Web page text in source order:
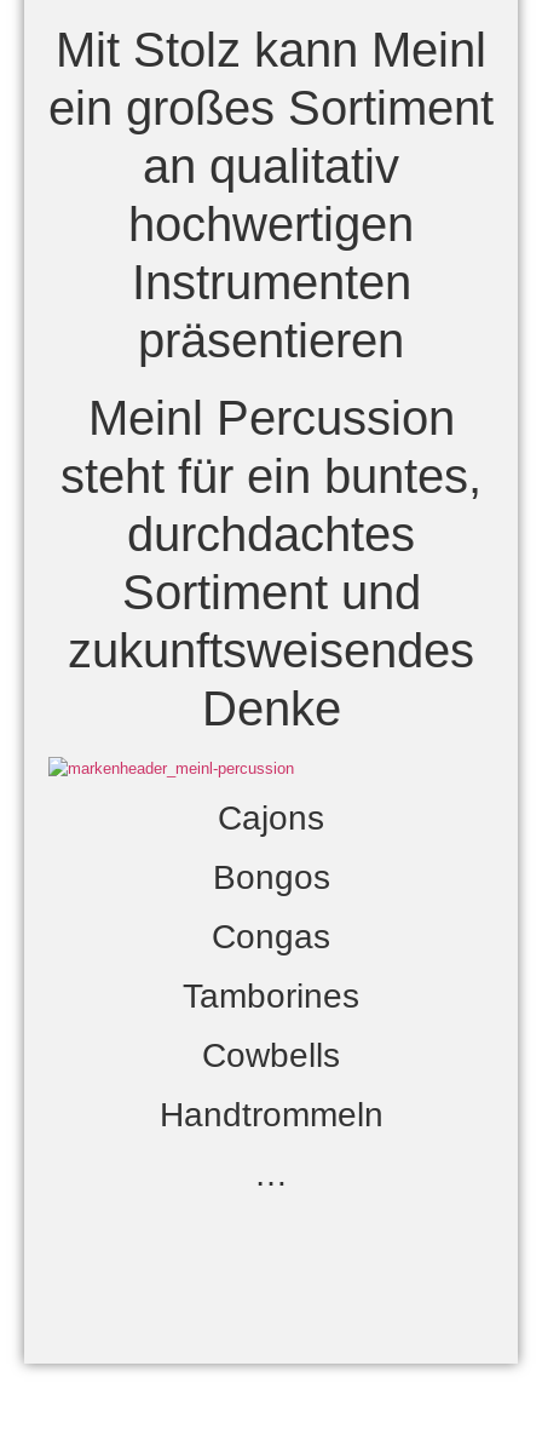
Mit Stolz kann Meinl
ein großes Sortiment
an qualitativ
hochwertigen
Instrumenten
präsentieren
Meinl Percussion
steht für ein buntes,
durchdachtes
Sortiment und
zukunftsweisendes
Denke
Cajons
Bongos
Congas
Tamborines
Cowbells
Handtrommeln
…